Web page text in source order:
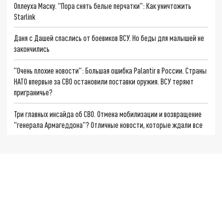
Оплеуха Маску. "Пора снять белые перчатки": Как уничтожить
Starlink
Даня с Дашей спаслись от боевиков ВСУ. Но беды для малышей не
закончились
"Очень плохие новости": Большая ошибка Palantir в России. Страны
НАТО впервые за СВО остановили поставки оружия. ВСУ теряют
приграничье?
Три главных инсайда об СВО. Отмена мобилизации и возвращение
"генерала Армагеддона"? Отличные новости, которые ждали все